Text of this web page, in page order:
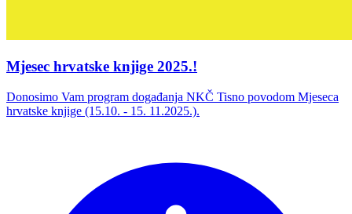
Mjesec hrvatske knjige 2025.!
Donosimo Vam program događanja NKČ Tisno povodom Mjeseca
hrvatske knjige (15.10. - 15. 11.2025.).